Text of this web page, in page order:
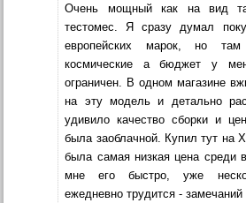
Очень мощный как на вид
тестомес. Я сразу думал
европейских марок, но
космические а бюджет у
ограничен. В одном магазине
на эту модель и детально
удивило качество сборки и
была заоблачной. Купил тут на
была самая низкая цена среди
мне его быстро, уже
ежедневно трудится - замечаний